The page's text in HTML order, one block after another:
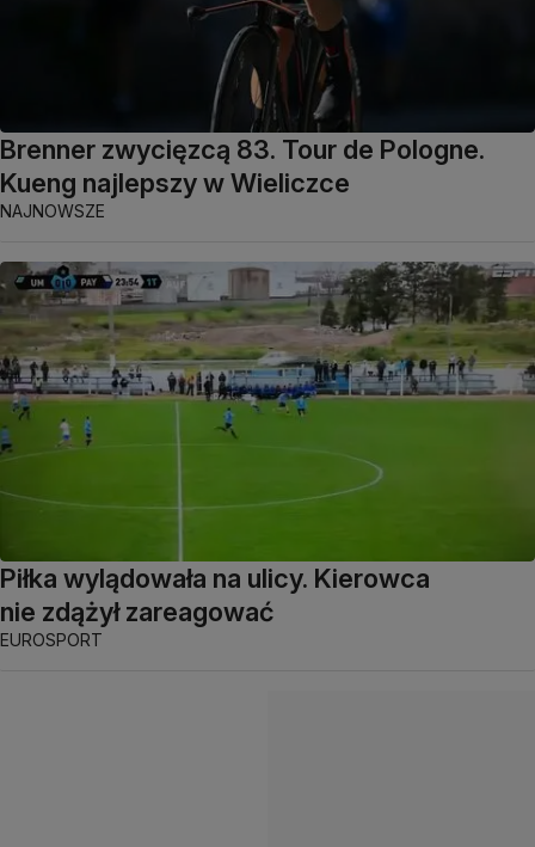
Brenner zwycięzcą 83. Tour de Pologne.
Kueng najlepszy w Wieliczce
NAJNOWSZE
Piłka wylądowała na ulicy. Kierowca
nie zdążył zareagować
EUROSPORT